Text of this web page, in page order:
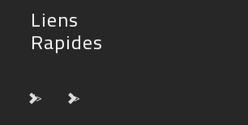
Liens
Rapides
"> ">